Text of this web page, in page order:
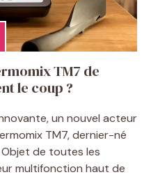
TM7 de
le coup ?
un nouvel acteur
TM7, dernier-né
de toutes les
multifonction haut de